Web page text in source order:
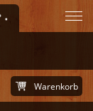
Warenkorb